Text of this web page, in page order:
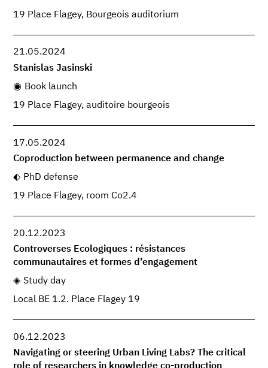
19 Place Flagey, Bourgeois auditorium
21.05.2024
Stanislas Jasinski
Book launch
19 Place Flagey, auditoire bourgeois
17.05.2024
Coproduction between permanence and change
PhD defense
19 Place Flagey, room Co2.4
20.12.2023
Controverses Ecologiques : résistances
communautaires et formes d’engagement
Study day
Local BE 1.2. Place Flagey 19
06.12.2023
Navigating or steering Urban Living Labs? The critical